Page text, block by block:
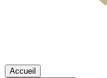
Accueil